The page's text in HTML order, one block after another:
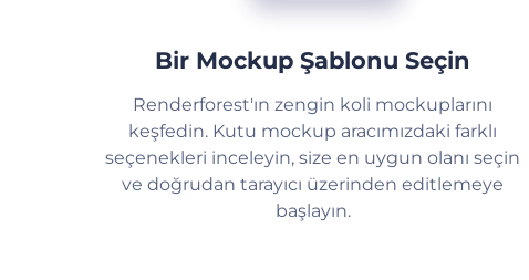
Bir Mockup Şablonu Seçin
Renderforest'ın zengin koli mockuplarını
keşfedin. Kutu mockup aracımızdaki farklı
seçenekleri inceleyin, size en uygun olanı seçin
ve doğrudan tarayıcı üzerinden editlemeye
başlayın.